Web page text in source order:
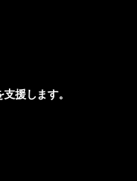
援します。